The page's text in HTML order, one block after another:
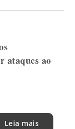
ataques ao
Leia mais